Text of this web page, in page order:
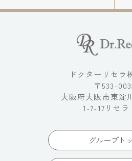
ドクターリセラ
〒533-
大阪府大阪市東淀
1-7-17リセラ
グループト